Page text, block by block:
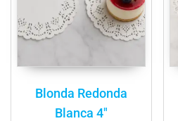
Blonda Redonda
Blanca 4″